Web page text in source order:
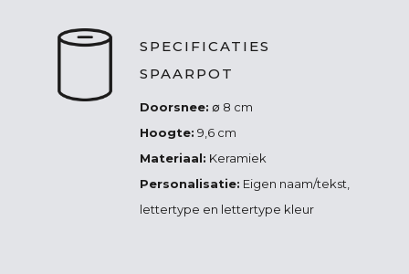
SPECIFICATIES
SPAARPOT
Doorsnee: ∅ 8 cm
Hoogte: 9,6 cm
Materiaal: Keramiek
Personalisatie: Eigen naam/tekst,
lettertype en lettertype kleur